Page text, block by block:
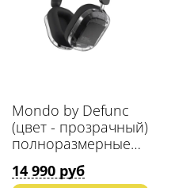
Mondo by Defunc
(цвет - прозрачный)
полноразмерные
Bluetooth наушники
14 990 руб